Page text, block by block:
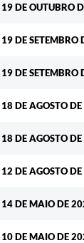
DE OUTUBRO
DE SETEMBRO
DE SETEMBRO
DE AGOSTO
DE AGOSTO
DE AGOSTO
DE MAIO DE
DE MAIO DE